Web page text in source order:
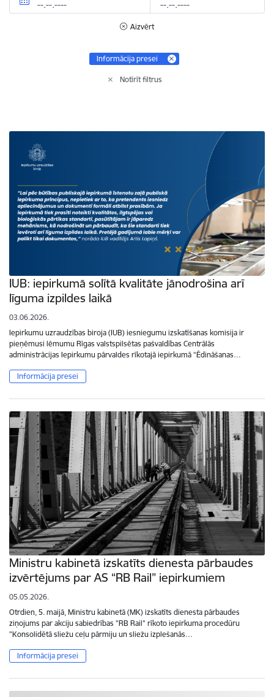
Aizvērt
Informācija presei
Notīrīt filtrus
IUB: iepirkumā solītā kvalitāte jānodrošina arī
līguma izpildes laikā
03.06.2026.
Iepirkumu uzraudzības biroja (IUB) iesniegumu izskatīšanas komisija ir
pieņēmusi lēmumu Rīgas valstspilsētas pašvaldības Centrālās
administrācijas Iepirkumu pārvaldes rīkotajā iepirkumā “Ēdināšanas…
Informācija presei
Ministru kabinetā izskatīts dienesta pārbaudes
izvērtējums par AS “RB Rail” iepirkumiem
05.05.2026.
Otrdien, 5. maijā, Ministru kabinetā (MK) izskatīts dienesta pārbaudes
ziņojums par akciju sabiedrības "RB Rail" rīkoto iepirkuma procedūru
"Konsolidētā sliežu ceļu pārmiju un sliežu izplešanās…
Informācija presei